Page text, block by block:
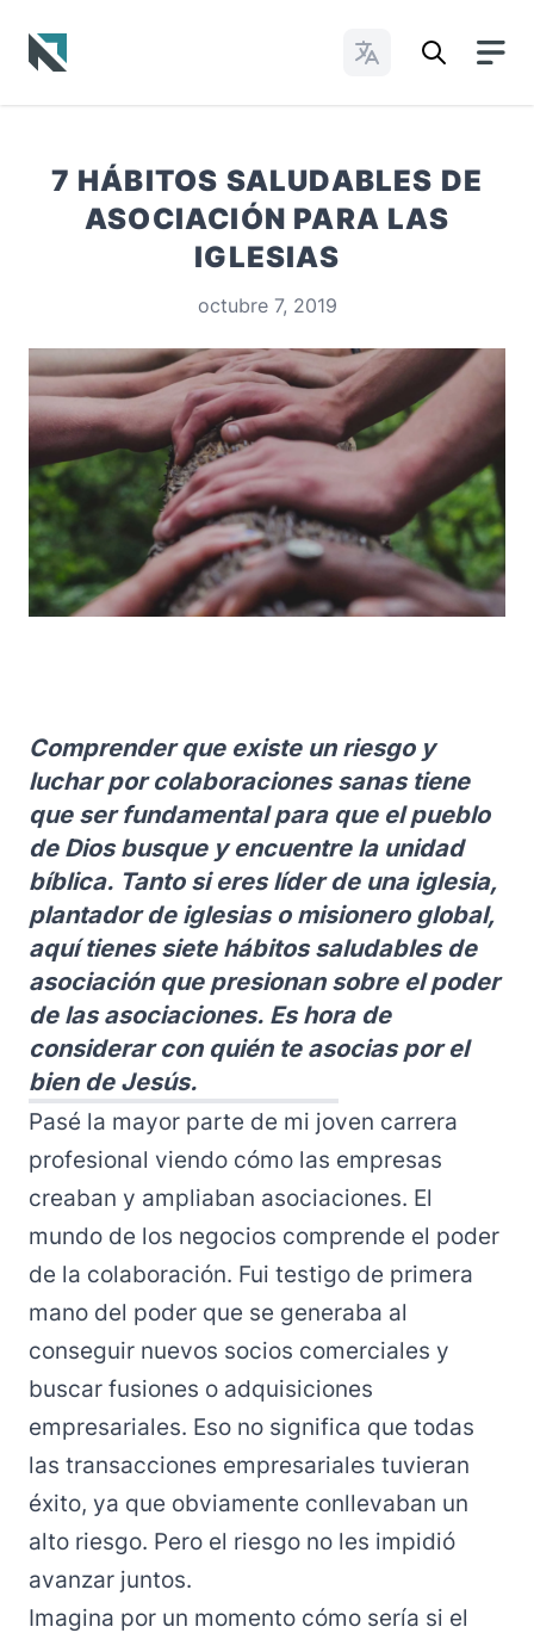
Cambiar idioma
7 HÁBITOS SALUDABLES DE
ASOCIACIÓN PARA LAS
IGLESIAS
octubre 7, 2019
Comprender que existe un riesgo y
luchar por colaboraciones sanas tiene
que ser fundamental para que el pueblo
de Dios busque y encuentre la unidad
bíblica. Tanto si eres líder de una iglesia,
plantador de iglesias o misionero global,
aquí tienes siete hábitos saludables de
asociación que presionan sobre el poder
de las asociaciones. Es hora de
considerar con quién te asocias por el
bien de Jesús.
Pasé la mayor parte de mi joven carrera
profesional viendo cómo las empresas
creaban y ampliaban asociaciones. El
mundo de los negocios comprende el poder
de la colaboración. Fui testigo de primera
mano del poder que se generaba al
conseguir nuevos socios comerciales y
buscar fusiones o adquisiciones
empresariales. Eso no significa que todas
las transacciones empresariales tuvieran
éxito, ya que obviamente conllevaban un
alto riesgo. Pero el riesgo no les impidió
avanzar juntos.
Imagina por un momento cómo sería si el